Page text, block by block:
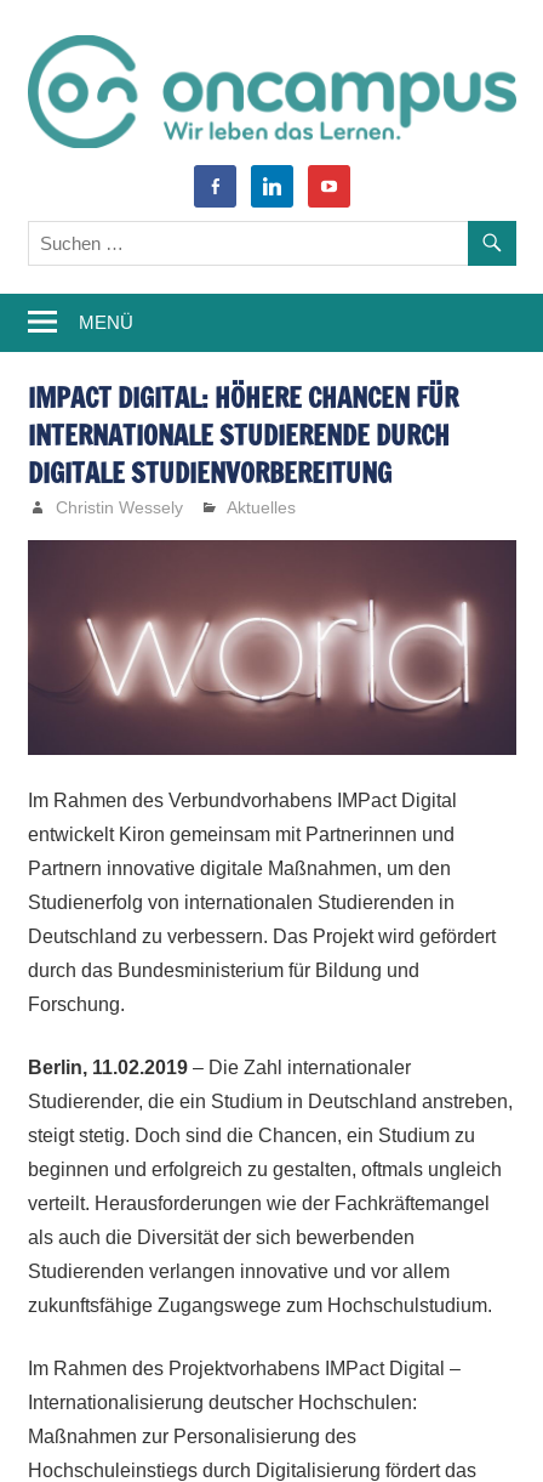
springen
oncampus-
Blog
–
Weiterbildung,
Studium,
Wissen
Learning
facebook-
alt
linkedin youtube
MENÜ
IMPACT DIGITAL: HÖHERE CHANCEN FÜR
INTERNATIONALE STUDIERENDE DURCH
DIGITALE STUDIENVORBEREITUNG
Christin Wessely Aktuelles
Im Rahmen des Verbundvorhabens IMPact Digital
entwickelt Kiron gemeinsam mit Partnerinnen und
Partnern innovative digitale Maßnahmen, um den
Studienerfolg von internationalen Studierenden in
Deutschland zu verbessern. Das Projekt wird gefördert
durch das Bundesministerium für Bildung und
Forschung.
Berlin, 11.02.2019– Die Zahl internationaler
Studierender, die ein Studium in Deutschland anstreben,
steigt stetig. Doch sind die Chancen, ein Studium zu
beginnen und erfolgreich zu gestalten, oftmals ungleich
verteilt. Herausforderungen wie der Fachkräftemangel
als auch die Diversität der sich bewerbenden
Studierenden verlangen innovative und vor allem
zukunftsfähige Zugangswege zum Hochschulstudium.
Im Rahmen des Projektvorhabens IMPact Digital –
Internationalisierung deutscher Hochschulen:
Maßnahmen zur Personalisierung des
Hochschuleinstiegs durch Digitalisierung fördert das